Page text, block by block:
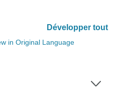
Développer tout
in Original Language